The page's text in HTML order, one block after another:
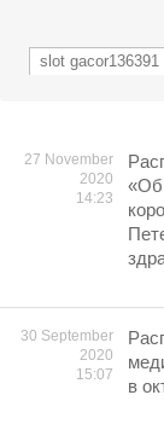
27 November
2020
14:23
«Об
30 September
2020
15:07
в